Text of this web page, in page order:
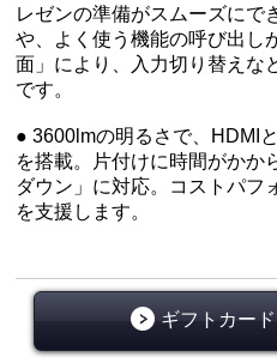
レゼンの準備がスムーズにで
や、よく使う機能の呼び出し
面」により、入力切り替えな
です。
● 3600lmの明るさで、HDMI
を搭載。片付けに時間がかか
ダウン」に対応。コストパフ
を支援します。
ギフトカー